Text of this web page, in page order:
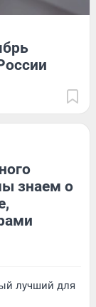
знаем о
лучший для